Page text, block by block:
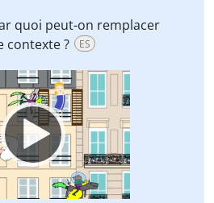
quoi peut-on remplacer
contexte ? ES